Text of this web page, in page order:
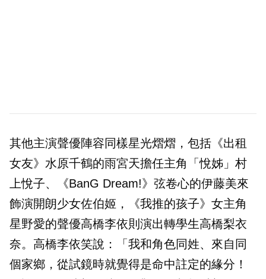
其他主演聲優陣容同樣星光熠熠，包括《出租
女友》水原千鶴的雨宮天擔任主角「悅姊」村
上悅子、《BanG Dream!》弦卷心的伊藤美來
飾演開朗少女佐伯姬，《我推的孩子》女主角
星野愛的聲優高橋李依則演出轉學生高橋梨衣
奈。高橋李依笑說：「我和角色同姓、來自同
個家鄉，從試鏡時就覺得是命中註定的緣分！